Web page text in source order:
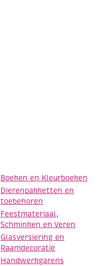
Boeken en Kleurboeken
Dierenpakketten en
toebehoren
Feestmateriaal,
Schminken en Veren
Glasversiering en
Raamdecoratie
Handwerkgarens